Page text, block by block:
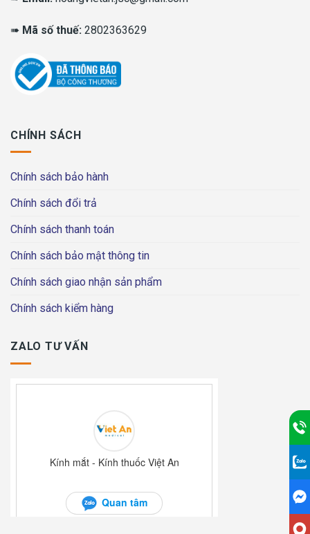
➠ Mã số thuế: 2802363629
CHÍNH SÁCH
Chính sách bảo hành
Chính sách đổi trả
Chính sách thanh toán
Chính sách bảo mật thông tin
Chính sách giao nhận sản phẩm
Chính sách kiểm hàng
ZALO TƯ VẤN